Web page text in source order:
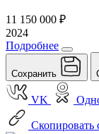
11 150 000 ₽
2024
Подробнее
Сохранить
VK
Скопировать